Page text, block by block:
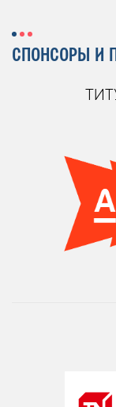
СПОНСОРЫ И